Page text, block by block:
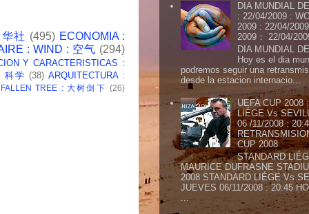
社 (495) ECONOMIA :
: WIND : 空气 (294)
Y CARACTERISTICAS :
科学 (38) ARQUITECTURA :
TREE : 大树倒下 (26)
DIA MUNDIAL
: 22/04/2009 :
2009 : 22/04/
2009： 22/04/
DIA MUNDIAL
Hoy es el dia
podremos seguir una
desde la estacion internacio...
UEFA CUP 2008
LIÉGE Vs
06 /11/2008 :
CUP 2008
STANDARD
MAURICE DUFRASNE
2008 STANDARD LIÉGE Vs
JUEVES 06/11/2008 : 20:45